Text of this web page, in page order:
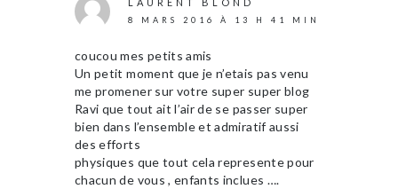
8 MARS 2016 À 13 H 41 MIN
coucou mes petits amis
Un petit moment que je n’etais pas venu
me promener sur votre super super blog
Ravi que tout ait l’air de se passer super
bien dans l’ensemble et admiratif aussi
des efforts
physiques que tout cela represente pour
chacun de vous , enfants inclues ….